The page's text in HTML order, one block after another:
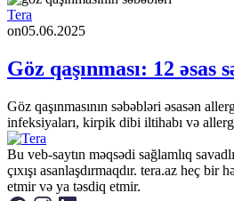
Tera
on05.06.2025
Göz qaşınması: 12 əsas
Göz qaşınmasının səbəbləri əsasən
infeksiyaları, kirpik dibi iltihabı və
Bu veb-saytın məqsədi sağlamlıq
çıxışı asanlaşdırmaqdır. tera.az heç
etmir və ya təsdiq etmir.